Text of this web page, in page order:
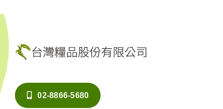
02-8866-5680